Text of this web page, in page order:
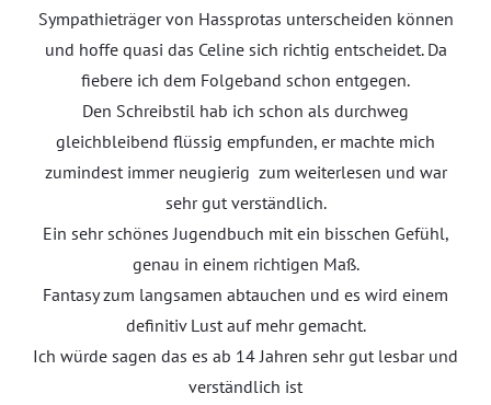
Sympathieträger von Hassprotas unterscheiden können
und hoffe quasi das Celine sich richtig entscheidet. Da
fiebere ich dem Folgeband schon entgegen.
Den Schreibstil hab ich schon als durchweg
gleichbleibend flüssig empfunden, er machte mich
zumindest immer neugierig zum weiterlesen und war
sehr gut verständlich.
Ein sehr schönes Jugendbuch mit ein bisschen Gefühl,
genau in einem richtigen Maß.
Fantasy zum langsamen abtauchen und es wird einem
definitiv Lust auf mehr gemacht.
Ich würde sagen das es ab 14 Jahren sehr gut lesbar und
verständlich ist